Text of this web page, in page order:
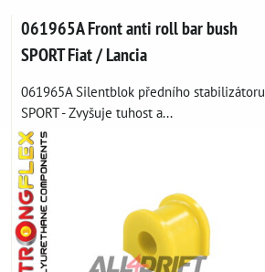
061965A Front anti roll bar bush
SPORT Fiat / Lancia
061965A Silentblok předního stabilizátoru
SPORT - Zvyšuje tuhost a...